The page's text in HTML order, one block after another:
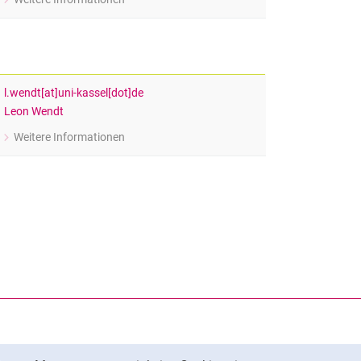
zu Julie Frodyma
l.wendt[at]uni-kassel[dot]de
Leon Wendt
Weitere Informationen
zu Leon Wendt
Link, öffnet neues Fenster)
(externer Link, öffnet neues Fenster)